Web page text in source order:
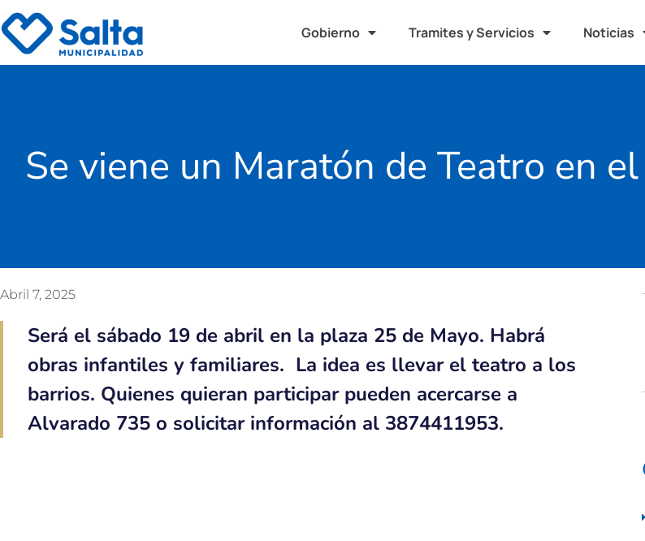
Gobierno Tramites y Servicios Noticias
Se viene un Maratón de Teatro en
Abril 7, 2025
Será el sábado 19 de abril en la plaza 25 de Mayo. Habrá
obras infantiles y familiares. La idea es llevar el teatro a los
barrios. Quienes quieran participar pueden acercarse a
Alvarado 735 o solicitar información al 3874411953.